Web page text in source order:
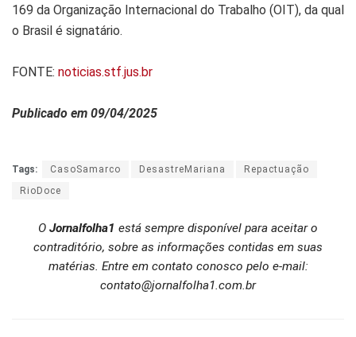
169 da Organização Internacional do Trabalho (OIT), da qual
o Brasil é signatário.
FONTE: noticias.stf.jus.br
Publicado em 09/04/2025
Tags: CasoSamarco DesastreMariana
Repactuação
RioDoce
O Jornalfolha1 está sempre disponível para aceitar o
contraditório, sobre as informações contidas em suas
matérias. Entre em contato conosco pelo e-mail:
contato@jornalfolha1.com.br